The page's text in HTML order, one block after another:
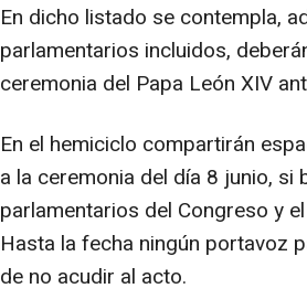
En dicho listado se contempla,
parlamentarios incluidos,
ceremonia del Papa León XIV
En el hemiciclo compartirán
a la ceremonia del día 8 junio,
parlamentarios del Congreso y
Hasta la fecha ningún portavoz
de no acudir al acto.